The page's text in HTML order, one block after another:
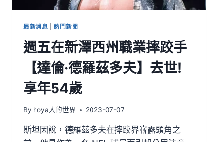
最新消息 |熱門新聞
週五在新澤西州職業摔跤手
【達倫·德羅茲多夫】去世!
享年54歲
By hoya人的世界 2023-07-07
斯坦因說，德羅茲多夫在摔跤界嶄露頭角之